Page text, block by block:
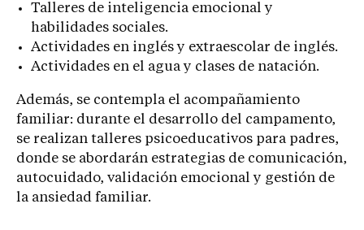
Talleres de inteligencia emocional y
habilidades sociales.
Actividades en inglés y extraescolar de inglés.
Actividades en el agua y clases de natación.
Además, se contempla el acompañamiento
familiar: durante el desarrollo del campamento,
se realizan talleres psicoeducativos para padres,
donde se abordarán estrategias de comunicación,
autocuidado, validación emocional y gestión de
la ansiedad familiar.